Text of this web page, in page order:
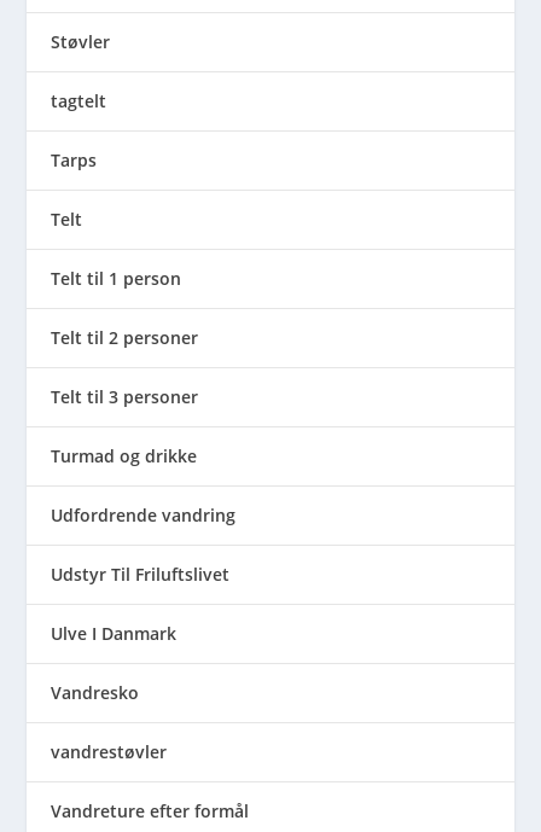
Støvler
tagtelt
Tarps
Telt
Telt til 1 person
Telt til 2 personer
Telt til 3 personer
Turmad og drikke
Udfordrende vandring
Udstyr Til Friluftslivet
Ulve I Danmark
Vandresko
vandrestøvler
Vandreture efter formål